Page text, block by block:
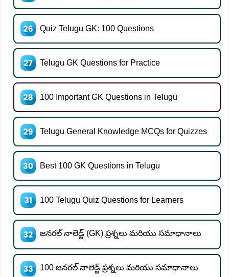
Quiz Telugu GK: 100 Questions
Telugu GK Questions for Practice
100 Important GK Questions in Telugu
Telugu General Knowledge MCQs for Quizzes
Best 100 GK Questions in Telugu
100 Telugu Quiz Questions for Learners
జనరల్ నాలెడ్జ్ (GK) ప్రశ్నలు మరియు సమాధానాలు
100 జనరల్ నాలెడ్జ్ ప్రశ్నలు మరియు సమాధానాలు